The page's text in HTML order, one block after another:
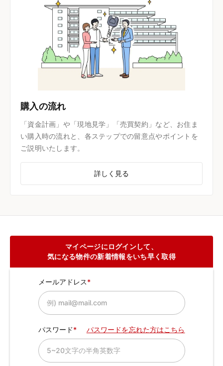
購入の流れ
「資金計画」や「現地見学」「売買契約」など、お住ま
い購入時の流れと、各ステップでの留意点やポイントを
ご説明いたします。
詳しく見る
マイページにログインして、
気になる物件の新着情報をいち早く取得
メールアドレス
パスワード パスワードを忘れた方はこちら